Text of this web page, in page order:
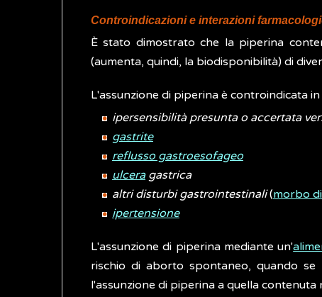
Controindicazioni e interazioni
È stato dimostrato che la piperina
(aumenta, quindi, la biodisponibilità) di
L'assunzione di piperina è controindicata in
ipersensibilità presunta o accertata
gastrite
reflusso gastroesofageo
ulceragastrica
altri disturbi gastrointestinali(morbo
ipertensione
L'assunzione di piperina mediante un'
rischio di aborto spontaneo, quando se
l'assunzione di piperina a quella contenuta